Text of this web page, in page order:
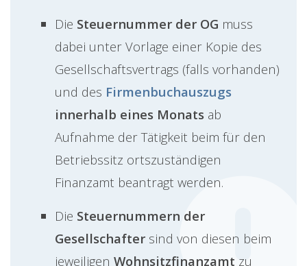
Die Steuernummer der OG muss
dabei unter Vorlage einer Kopie des
Gesellschaftsvertrags (falls vorhanden)
und des Firmenbuchauszugs
innerhalb eines Monats ab
Aufnahme der Tätigkeit beim für den
Betriebssitz ortszuständigen
Finanzamt beantragt werden.
Die Steuernummern der
Gesellschafter sind von diesen beim
jeweiligen Wohnsitzfinanzamt zu